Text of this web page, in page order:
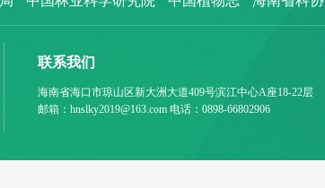
联系我们
海南省海口市琼山区新大洲大道409号滨江中心A座18-22层
邮箱：hnslky2019@163.com 电话：0898-66802906